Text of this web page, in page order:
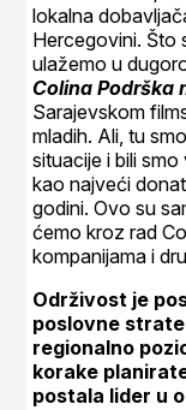
lokalna
Hercegovini. Što
ulažemo u
Colina Podrška
Sarajevskom
mladih. Ali, tu
situacije i bili
kao najveći
godini. Ovo su
ćemo kroz rad
kompanijama i
Održivost je
poslovne
regionalno
korake
postala lider u